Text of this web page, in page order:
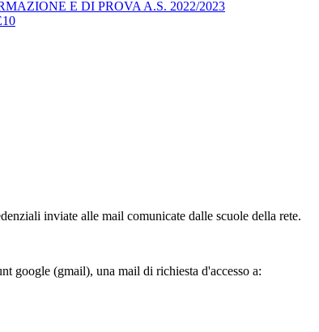
E DI PROVA A.S. 2022/2023
inviate alle mail comunicate dalle scuole della rete.
google (gmail), una mail di richiesta d'accesso a: